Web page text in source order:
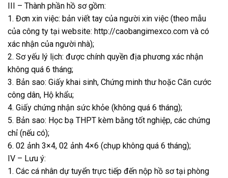
III – Thành phần hồ sơ gồm:
1. Đơn xin việc: bản viết tay của người xin việc (theo mẫu
của công ty tại website: http://caobangimexco.com và có
xác nhận của người nhà);
2. Sơ yếu lý lịch: được chính quyền địa phương xác nhận
không quá 6 tháng;
3. Bản sao: Giấy khai sinh, Chứng minh thư hoặc Căn cước
công dân, Hộ khẩu;
4. Giấy chứng nhận sức khỏe (không quá 6 tháng);
5. Bản sao: Học bạ THPT kèm bằng tốt nghiệp, các chứng
chỉ (nếu có);
6. 02 ảnh 3×4, 02 ảnh 4×6 (chụp không quá 6 tháng);
IV – Lưu ý:
1. Các cá nhân dự tuyển trực tiếp đến nộp hồ sơ tại phòng